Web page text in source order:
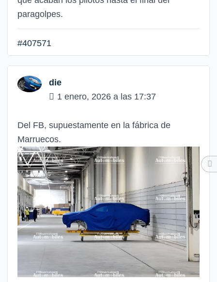
paragolpes.
#407571
die
1 enero, 2026 a las 17:37
Del FB, supuestamente en la fábrica de
Marruecos.